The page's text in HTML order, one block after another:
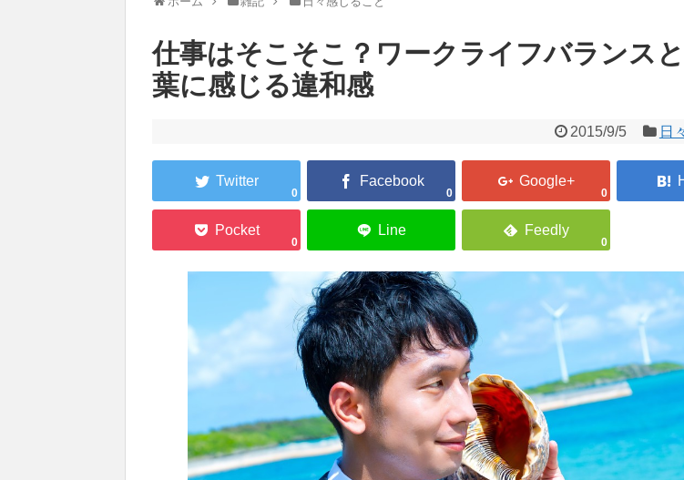
仕事はそこそこ？ワークライフバランス
葉に感じる違和感
2015/9/5 日
0 0 0
0 0